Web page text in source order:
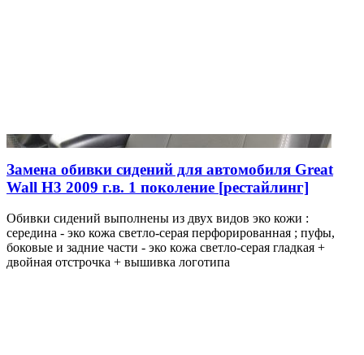
Замена обивки сидений для автомобиля Great
Wall H3 2009 г.в. 1 поколение [рестайлинг]
Обивки сидений выполнены из двух видов эко кожи :
середина - эко кожа светло-серая перфорированная ; пуфы,
боковые и задние части - эко кожа светло-серая гладкая +
двойная отстрочка + вышивка логотипа